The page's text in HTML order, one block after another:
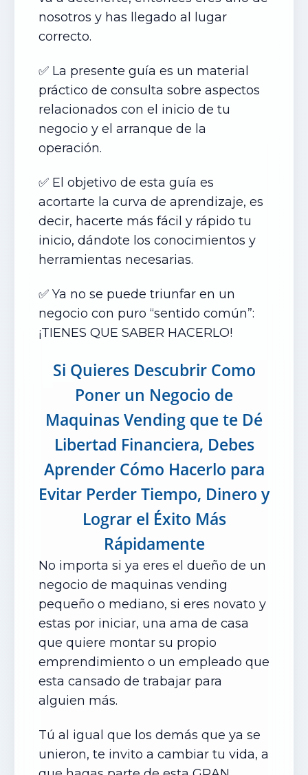
nosotros y has llegado al lugar
correcto.
✅ La presente guía es un material
práctico de consulta sobre aspectos
relacionados con el inicio de tu
negocio y el arranque de la
operación.
✅ El objetivo de esta guía es
acortarte la curva de aprendizaje, es
decir, hacerte más fácil y rápido tu
inicio, dándote los conocimientos y
herramientas necesarias.
✅ Ya no se puede triunfar en un
negocio con puro “sentido común”:
¡TIENES QUE SABER HACERLO!
Si Quieres Descubrir Como
Poner un Negocio de
Maquinas Vending que te Dé
Libertad Financiera, Debes
Aprender Cómo Hacerlo para
Evitar Perder Tiempo, Dinero y
Lograr el Éxito Más
Rápidamente
No importa si ya eres el dueño de un
negocio de maquinas vending
pequeño o mediano, si eres novato y
estas por iniciar, una ama de casa
que quiere montar su propio
emprendimiento o un empleado que
esta cansado de trabajar para
alguien más.
Tú al igual que los demás que ya se
unieron, te invito a cambiar tu vida, a